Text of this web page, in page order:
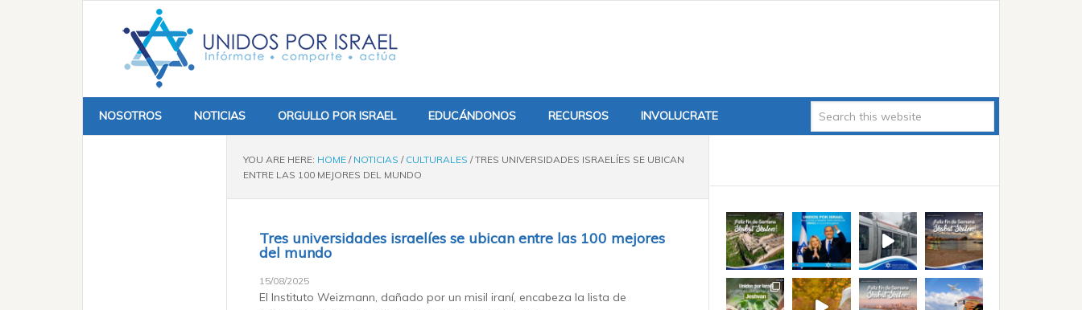
NOSOTROS NOTICIAS ORGULLO POR ISRAEL EDUCÁNDONOS RECURSOS INVOLUCRATE
YOU ARE HERE: HOME / NOTICIAS / CULTURALES /TRES UNIVERSIDADES ISRAELÍES SE UBICAN
ENTRE LAS 100 MEJORES DEL MUNDO
Tres universidades israelíes se ubican entre las 100 mejores
del mundo
15/08/2025
El Instituto Weizmann, dañado por un misil iraní, encabeza la lista de